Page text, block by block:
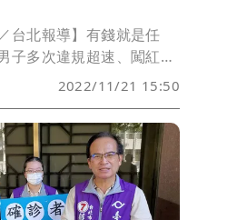
台北報導】有錢就是任
子多次違規超速、闖紅燈
，另欠營業稅、健保費，
共54萬元，被限制出境、
在法務部行政執行署台北
才辦理分期繳納，但陸續
又開始神隱，直到今年10
出國到杜拜旅遊，才主動
所有欠款，解除限制出
2022/11/21 15:50